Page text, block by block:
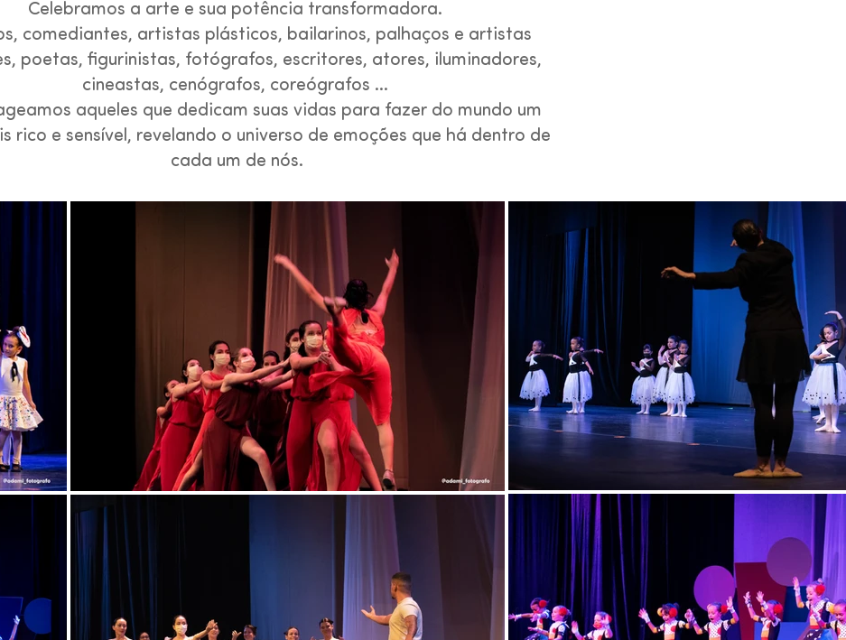
Celebramos a arte e sua potência transformadora.
comediantes, artistas plásticos, bailarinos, palhaços e artistas
poetas, figurinistas, fotógrafos, escritores, atores, iluminadores,
cineastas, cenógrafos, coreógrafos ...
aqueles que dedicam suas vidas para fazer do mundo um
rico e sensível, revelando o universo de emoções que há dentro de
cada um de nós.
.